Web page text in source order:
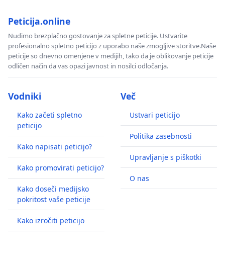
Peticija.online
Nudimo brezplačno gostovanje za spletne peticije. Ustvarite
profesionalno spletno peticijo z uporabo naše zmogljive storitve.Naše
peticije so dnevno omenjene v medijih, tako da je oblikovanje peticije
odličen način da vas opazi javnost in nosilci odločanja.
Vodniki
Kako začeti spletno
peticijo
Kako napisati peticijo?
Kako promovirati peticijo?
Kako doseči medijsko
pokritost vaše peticije
Kako izročiti peticijo
Več
Ustvari peticijo
Politika zasebnosti
Upravljanje s piškotki
O nas